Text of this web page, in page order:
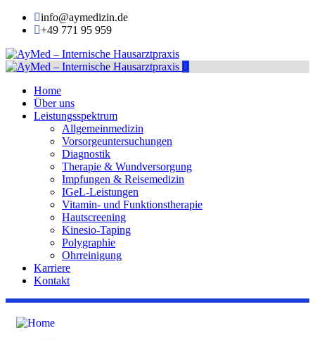
info@aymedizin.de
+49 771 95 959
Home
Über uns
Leistungsspektrum
Allgemeinmedizin
Vorsorgeuntersuchungen
Diagnostik
Therapie & Wundversorgung
Impfungen & Reisemedizin
IGeL-Leistungen
Vitamin- und Funktionstherapie
Hautscreening
Kinesio-Taping
Polygraphie
Ohrreinigung
Karriere
Kontakt